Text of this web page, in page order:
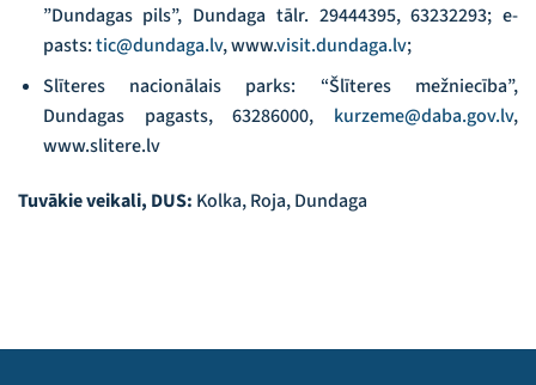
”Dundagas pils”, Dundaga tālr. 29444395, 63232293; e-
pasts:tic@dundaga.lv, www.visit.dundaga.lv;
Slīteres nacionālais parks: “Šlīteres mežniecība”,
Dundagas pagasts, 63286000, kurzeme@daba.gov.lv,
www.slitere.lv
Tuvākie veikali, DUS: Kolka, Roja, Dundaga